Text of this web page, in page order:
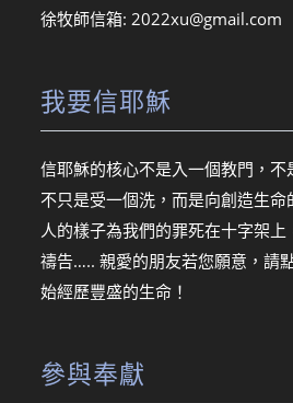
徐牧師信箱: 2022xu@gmail.com
我要信耶穌
信耶穌的核心不是入一個教門，不
不只是受一個洗，而是向創造生命
人的樣子為我們的罪死在十字架
禱告….. 親愛的朋友若您願意，請
始經歷豐盛的生命！
參與奉獻